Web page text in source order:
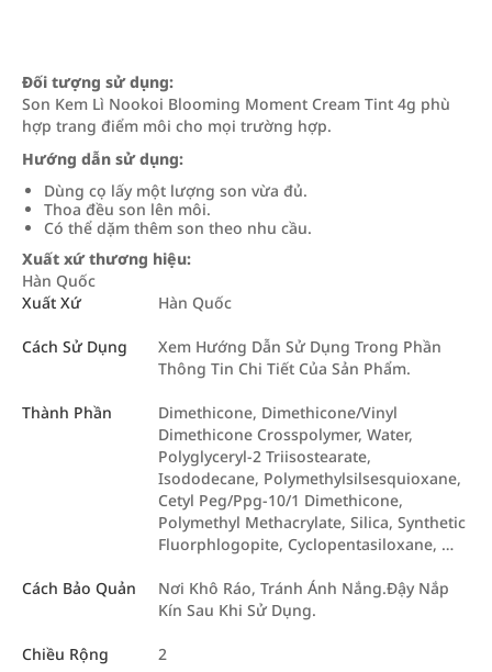
Đối tượng sử dụng:
Son Kem Lì Nookoi Blooming Moment Cream Tint 4g phù
hợp trang điểm môi cho mọi trường hợp.
Hướng dẫn sử dụng:
Dùng cọ lấy một lượng son vừa đủ.
Thoa đều son lên môi.
Có thể dặm thêm son theo nhu cầu.
Xuất xứ thương hiệu:
Hàn Quốc
Xuất Xứ
Hàn Quốc
Cách Sử Dụng
Xem Hướng Dẫn Sử Dụng Trong Phần
Thông Tin Chi Tiết Của Sản Phẩm.
Thành Phần
Dimethicone, Dimethicone/Vinyl
Dimethicone Crosspolymer, Water,
Polyglyceryl-2 Triisostearate,
Isododecane, Polymethylsilsesquioxane,
Cetyl Peg/Ppg-10/1 Dimethicone,
Polymethyl Methacrylate, Silica, Synthetic
Fluorphlogopite, Cyclopentasiloxane, …
Cách Bảo Quản
Nơi Khô Ráo, Tránh Ánh Nắng.Đậy Nắp
Kín Sau Khi Sử Dụng.
Chiều Rộng 2